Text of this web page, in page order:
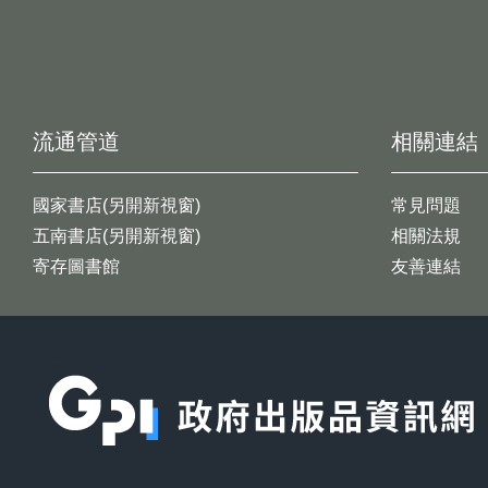
流通管道
國家書店(另開新視窗)
五南書店(另開新視窗)
寄存圖書館
相關連結
常見問題
相關法規
友善連結